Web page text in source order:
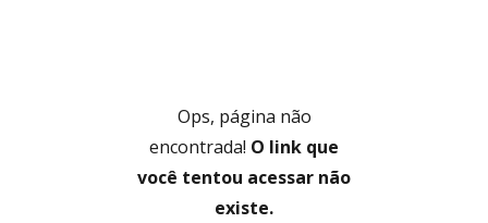
Ops, página não
encontrada! O link que
você tentou acessar não
existe.